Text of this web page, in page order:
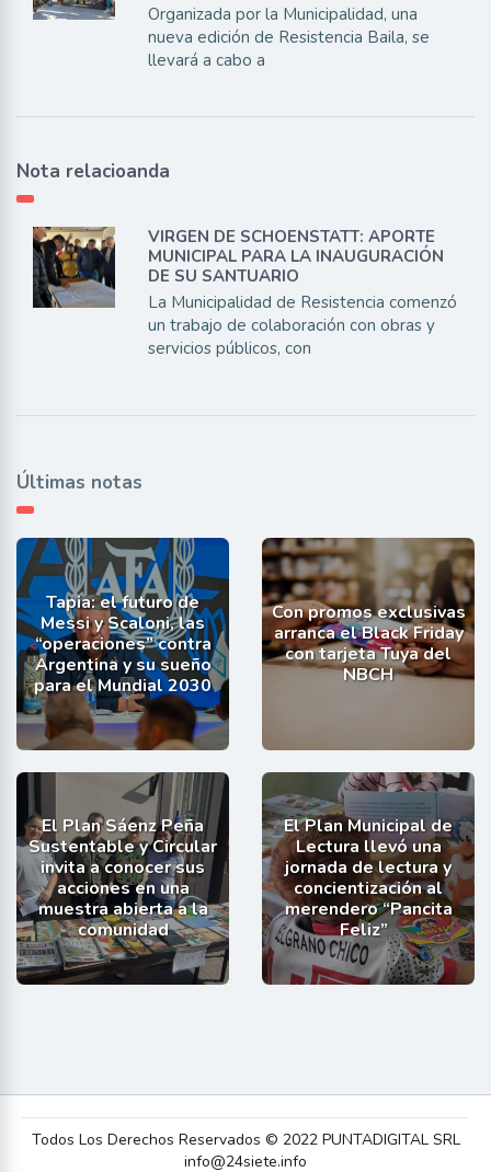
Organizada por la Municipalidad, una
nueva edición de Resistencia Baila, se
llevará a cabo a
Nota relacioanda
VIRGEN DE SCHOENSTATT: APORTE
MUNICIPAL PARA LA INAUGURACIÓN
DE SU SANTUARIO
La Municipalidad de Resistencia comenzó
un trabajo de colaboración con obras y
servicios públicos, con
Últimas notas
Tapia: el futuro de
Messi y Scaloni, las
“operaciones” contra
Argentina y su sueño
para el Mundial 2030
Con promos exclusivas
arranca el Black Friday
con tarjeta Tuya del
NBCH
El Plan Sáenz Peña
Sustentable y Circular
invita a conocer sus
acciones en una
muestra abierta a la
comunidad
El Plan Municipal de
Lectura llevó una
jornada de lectura y
concientización al
merendero “Pancita
Feliz”
Todos Los Derechos Reservados © 2022 PUNTADIGITAL SRL
info@24siete.info